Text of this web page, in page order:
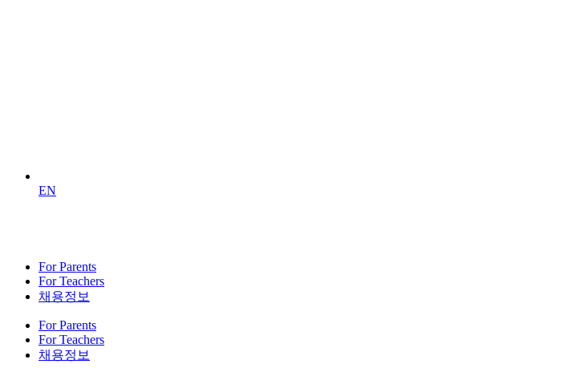
EN
For Parents
For Teachers
채용정보
For Parents
For Teachers
채용정보